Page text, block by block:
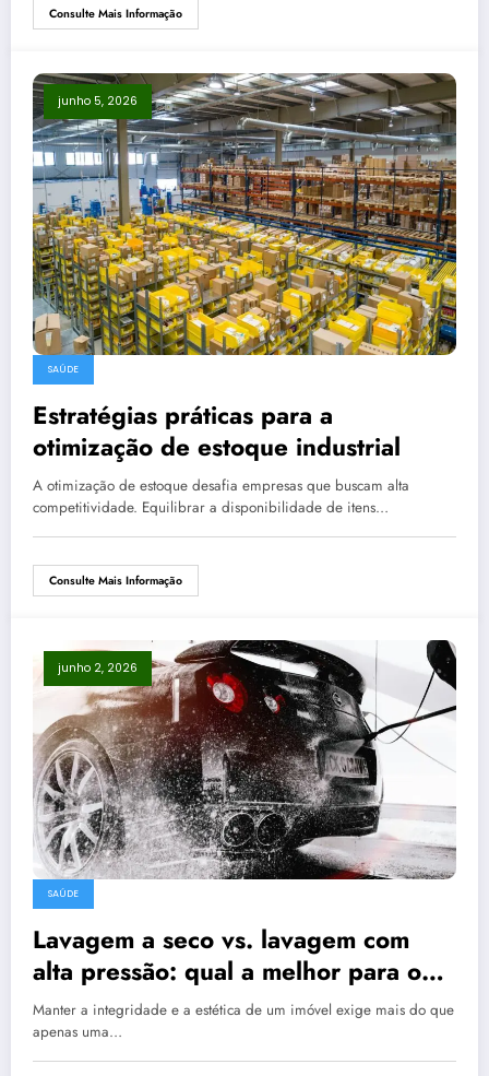
Consulte Mais Informação
junho 5, 2026
SAÚDE
Estratégias práticas para a
otimização de estoque industrial
A otimização de estoque desafia empresas que buscam alta
competitividade. Equilibrar a disponibilidade de itens…
Consulte Mais Informação
junho 2, 2026
SAÚDE
Lavagem a seco vs. lavagem com
alta pressão: qual a melhor para o
seu piso?
Manter a integridade e a estética de um imóvel exige mais do que
apenas uma…